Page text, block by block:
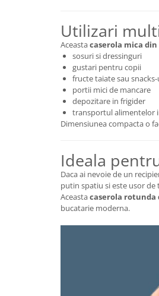
Utilizari
Aceastacaserola mica
sosuri si dressinguri
gustari pentru copii
fructe taiate sau
portii mici de mancare
depozitare in frigider
transportul alimentelor
Dimensiunea compacta o
Ideala
Daca ai nevoie de un
putin spatiu si este usor
Aceastacaserola rotunda
bucatarie moderna.